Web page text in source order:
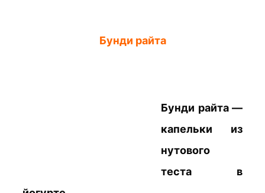
Бунди райта
Бунди райта —
капельки из
нутового
теста в